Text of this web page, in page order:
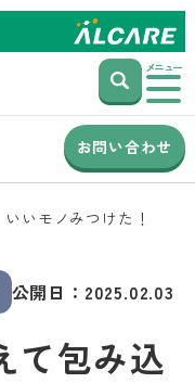
メニュー
お問い合わせ
いいモノみつけた！
公開日： 2025.02.03
て包み込